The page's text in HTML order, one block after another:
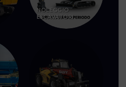
NOLEGGIO
ESCAVATORI